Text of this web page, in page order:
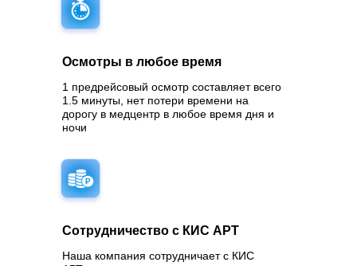
1 предрейсовый осмотр составляет всего
1.5 минуты, нет потери времени на
дорогу в медцентр в любое время дня и
ночи
Осмотры в любое время
Наша компания сотрудничает с КИС
Сотрудничество с КИС АРТ